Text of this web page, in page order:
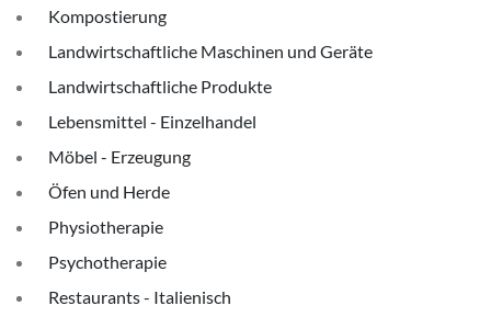
Kompostierung
Landwirtschaftliche Maschinen und Geräte
Landwirtschaftliche Produkte
Lebensmittel - Einzelhandel
Möbel - Erzeugung
Öfen und Herde
Physiotherapie
Psychotherapie
Restaurants - Italienisch